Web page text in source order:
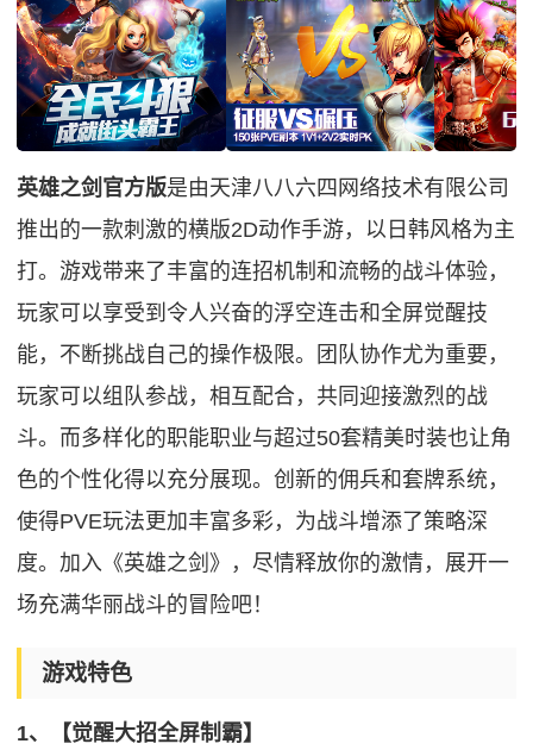
英雄之剑官方版是由天津八八六四网络技术有限公司
推出的一款刺激的横版2D动作手游，以日韩风格为主
打。游戏带来了丰富的连招机制和流畅的战斗体验，
玩家可以享受到令人兴奋的浮空连击和全屏觉醒技
能，不断挑战自己的操作极限。团队协作尤为重要，
玩家可以组队参战，相互配合，共同迎接激烈的战
斗。而多样化的职能职业与超过50套精美时装也让角
色的个性化得以充分展现。创新的佣兵和套牌系统，
使得PVE玩法更加丰富多彩，为战斗增添了策略深
度。加入《英雄之剑》，尽情释放你的激情，展开一
场充满华丽战斗的冒险吧！
游戏特色
1、【觉醒大招全屏制霸】